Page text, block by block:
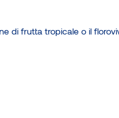
di frutta tropicale o il